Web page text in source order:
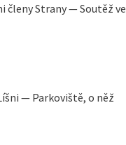
členy Strany — Soutěž ve
— Parkoviště, o něž